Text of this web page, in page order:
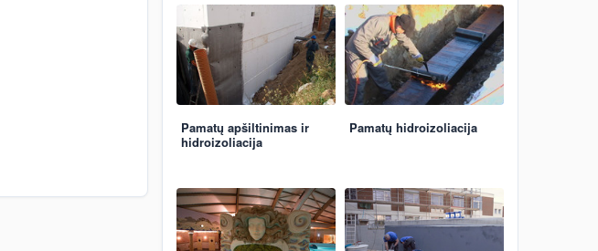
Pamatų apšiltinimas ir
hidroizoliacija
Pamatų hidroizoliacija